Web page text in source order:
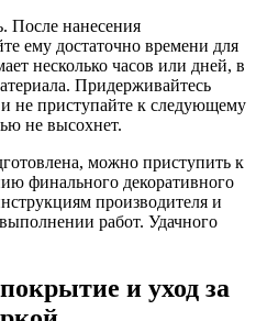
После нанесения
ему достаточно времени для
несколько часов или дней, в
Придерживайтесь
не приступайте к следующему
не высохнет.
можно приступить к
финального декоративного
производителя и
работ. Удачного
и уход за